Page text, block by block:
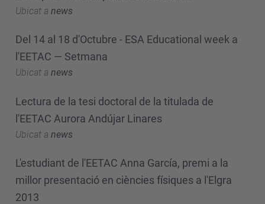
Ubicat a news
Del 14 al 18 d'Octubre - ESA Educational week a
l'EETAC — Setmana
Ubicat a news
Lectura de la tesi doctoral de la titulada de
l'EETAC Aurora Andújar Linares
Ubicat a news
L'estudiant de l'EETAC Anna García, premi a la
millor presentació en ciències físiques a l'Elgra
2013